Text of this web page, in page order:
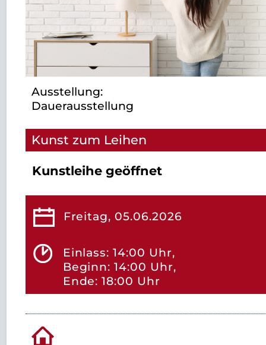
Ausstellung:
Dauerausstellung
Kunst zum Leihen
Kunstleihe geöffnet
Freitag, 05.06.2026
Einlass: 14:00 Uhr,
Beginn: 14:00 Uhr,
Ende: 18:00 Uhr